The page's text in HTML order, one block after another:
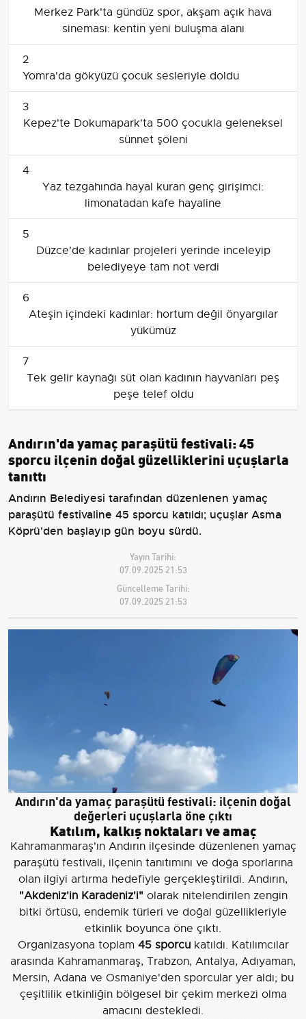
Merkez Park'ta gündüz spor, akşam açık hava
sineması: kentin yeni buluşma alanı
2
Yomra'da gökyüzü çocuk sesleriyle doldu
3
Kepez'te Dokumapark'ta 500 çocukla geleneksel
sünnet şöleni
4
Yaz tezgahında hayal kuran genç girişimci:
limonatadan kafe hayaline
5
Düzce'de kadınlar projeleri yerinde inceleyip
belediyeye tam not verdi
6
Ateşin içindeki kadınlar: hortum değil önyargılar
yükümüz
7
Tek gelir kaynağı süt olan kadının hayvanları peş
peşe telef oldu
Andırın'da yamaç paraşütü festivali: 45
sporcu ilçenin doğal güzelliklerini uçuşlarla
tanıttı
Andırın Belediyesi tarafından düzenlenen yamaç
paraşütü festivaline 45 sporcu katıldı; uçuşlar Asma
Köprü'den başlayıp gün boyu sürdü.
Yayın Tarihi:
07.09.2025 21:53
Güncelleme Tarihi:
07.09.2025 21:53
Andırın'da yamaç paraşütü festivali: ilçenin doğal
değerleri uçuşlarla öne çıktı
Katılım, kalkış noktaları ve amaç
Kahramanmaraş'ın Andırın ilçesinde düzenlenen yamaç
paraşütü festivali, ilçenin tanıtımını ve doğa sporlarına
olan ilgiyi artırma hedefiyle gerçekleştirildi. Andırın,
"Akdeniz'in Karadeniz'i"olarak nitelendirilen zengin
bitki örtüsü, endemik türleri ve doğal güzellikleriyle
etkinlik boyunca öne çıktı.
Organizasyona toplam 45 sporcukatıldı. Katılımcılar
arasında Kahramanmaraş, Trabzon, Antalya, Adıyaman,
Mersin, Adana ve Osmaniye'den sporcular yer aldı; bu
çeşitlilik etkinliğin bölgesel bir çekim merkezi olma
amacını destekledi.